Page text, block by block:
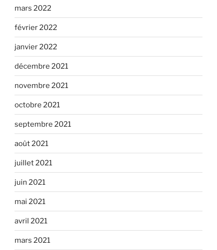
mars 2022
février 2022
janvier 2022
décembre 2021
novembre 2021
octobre 2021
septembre 2021
août 2021
juillet 2021
juin 2021
mai 2021
avril 2021
mars 2021